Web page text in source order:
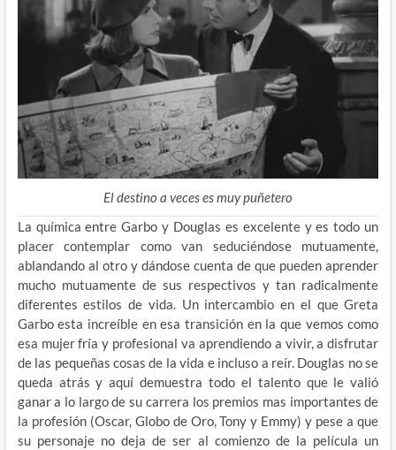
El destino a veces es muy puñetero
La química entre Garbo y Douglas es excelente y es todo un
placer contemplar como van seduciéndose mutuamente,
ablandando al otro y dándose cuenta de que pueden aprender
mucho mutuamente de sus respectivos y tan radicalmente
diferentes estilos de vida. Un intercambio en el que Greta
Garbo esta increíble en esa transición en la que vemos como
esa mujer fría y profesional va aprendiendo a vivir, a disfrutar
de las pequeñas cosas de la vida e incluso a reír. Douglas no se
queda atrás y aquí demuestra todo el talento que le valió
ganar a lo largo de su carrera los premios mas importantes de
la profesión (Oscar, Globo de Oro, Tony y Emmy) y pese a que
su personaje no deja de ser al comienzo de la película un